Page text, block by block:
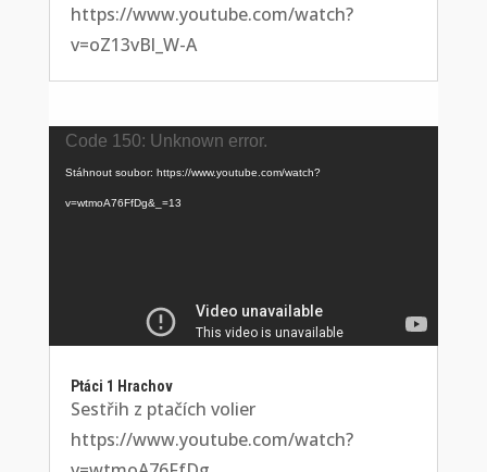
https://www.youtube.com/watch?
v=oZ13vBl_W-A
Video
přehrávač
Code 150: Unknown error.
Stáhnout soubor: https://www.youtube.com/watch?
v=wtmoA76FfDg&_=13
Ptáci 1 Hrachov
Sestřih z ptačích volier
https://www.youtube.com/watch?